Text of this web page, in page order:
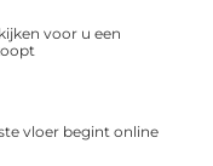
voor u een
vloer begint online